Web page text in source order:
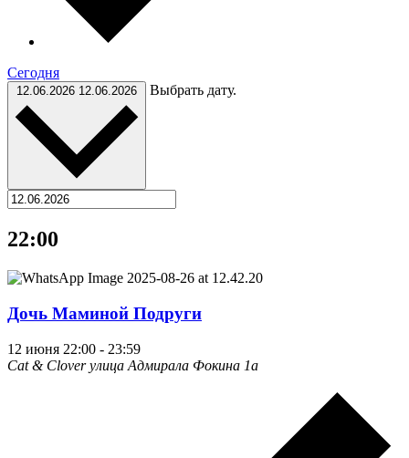
Cегодня
12.06.2026 12.06.2026 Выбрать дату.
22:00
Дочь Маминой Подруги
12 июня 22:00 - 23:59
Cat & Cloverулица Адмирала Фокина 1а